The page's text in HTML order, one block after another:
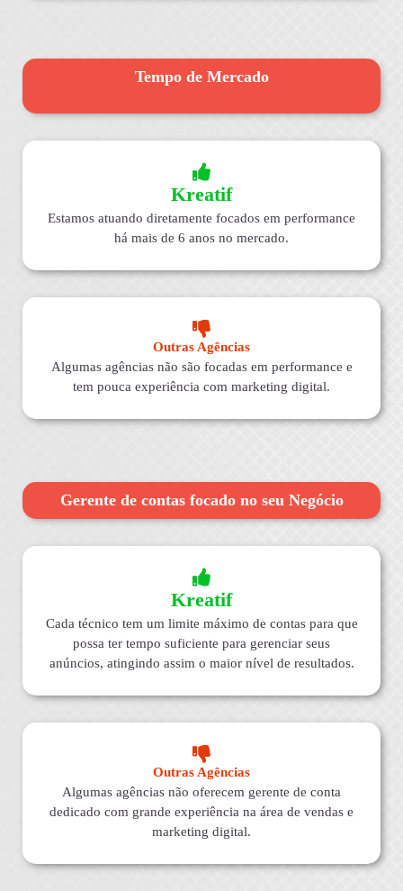
Tempo de Mercado
Kreatif
Estamos atuando diretamente focados em performance
há mais de 6 anos no mercado.
Outras Agências
Algumas agências não são focadas em performance e
tem pouca experiência com marketing digital.
Gerente de contas focado no seu Negócio
Kreatif
Cada técnico tem um limite máximo de contas para que
possa ter tempo suficiente para gerenciar seus
anúncios, atingindo assim o maior nível de resultados.
Outras Agências
Algumas agências não oferecem gerente de conta
dedicado com grande experiência na área de vendas e
marketing digital.